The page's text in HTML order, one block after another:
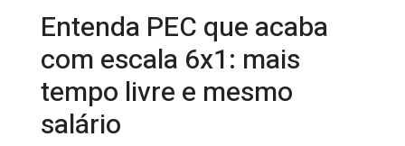
Entenda PEC que acaba
com escala 6x1: mais
tempo livre e mesmo
salário